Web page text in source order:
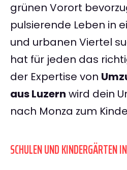
grünen Vorort
pulsierende Leben in
und urbanen Viertel
hat für jeden das
der Expertise von
aus Luzern wird dein
nach Monza zum
SCHULEN UND KINDERGÄRTEN